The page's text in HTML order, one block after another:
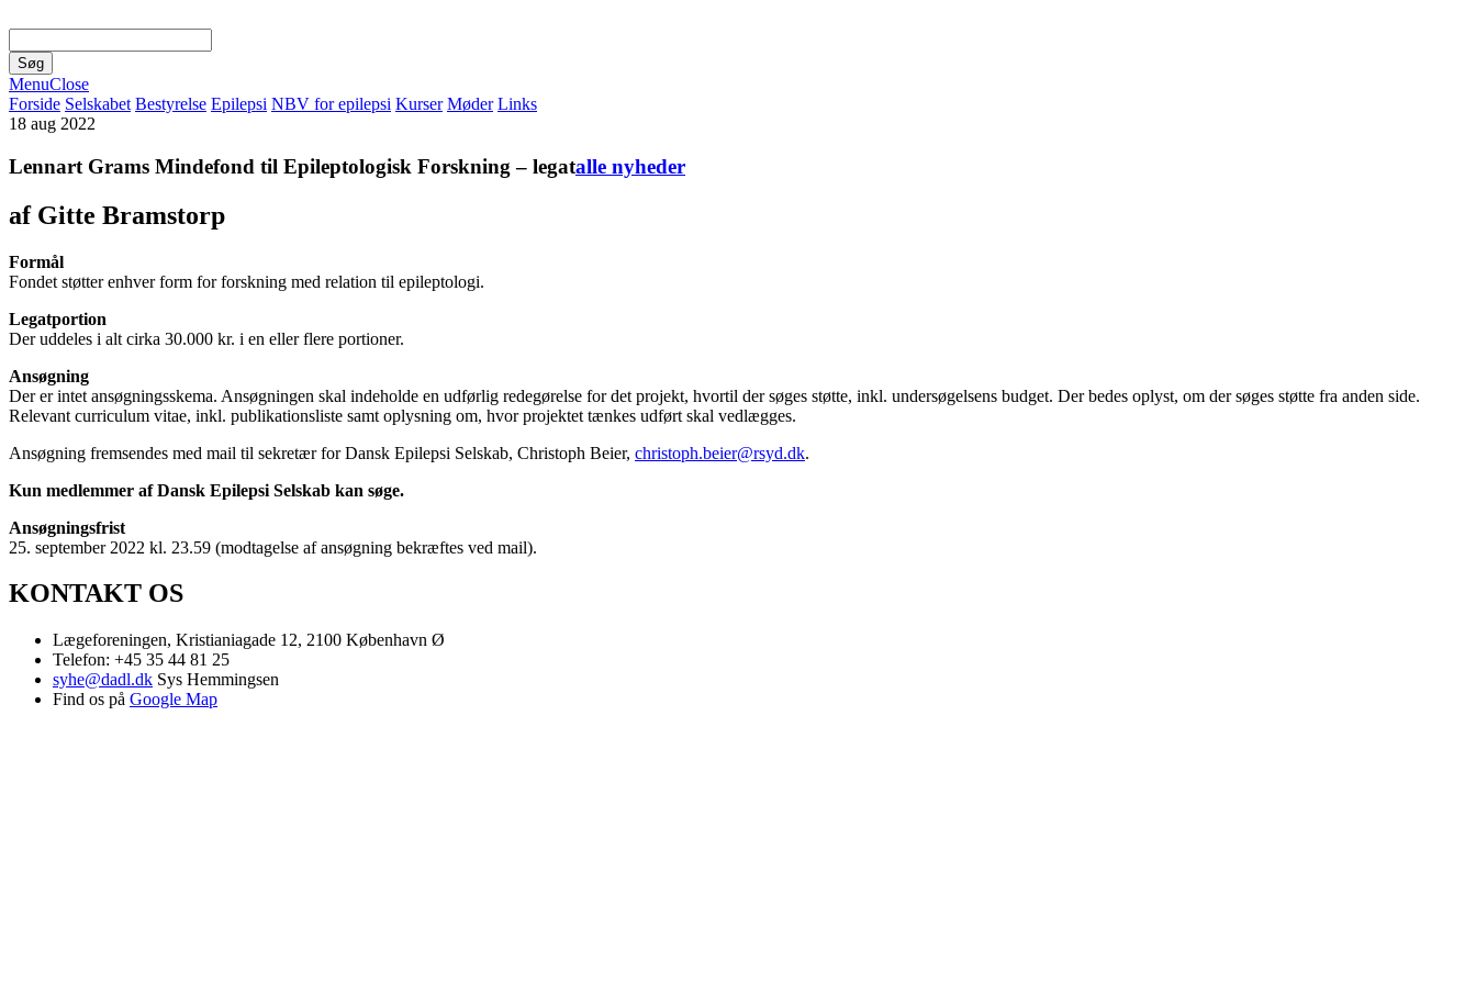
MenuClose
Forside Selskabet Bestyrelse Epilepsi NBV for epilepsi Kurser Møder Links
18 aug 2022
Lennart Grams Mindefond til Epileptologisk Forskning – legatalle nyheder
af Gitte Bramstorp
Formål
Fondet støtter enhver form for forskning med relation til epileptologi.
Legatportion
Der uddeles i alt cirka 30.000 kr. i en eller flere portioner.
Ansøgning
Der er intet ansøgningsskema. Ansøgningen skal indeholde en udførlig redegørelse for det projekt, hvortil der søges støtte, inkl. undersøgelsens budget. Der bedes oplyst, om der søges støtte fra anden side.
Relevant curriculum vitae, inkl. publikationsliste samt oplysning om, hvor projektet tænkes udført skal vedlægges.
Ansøgning fremsendes med mail til sekretær for Dansk Epilepsi Selskab, Christoph Beier, christoph.beier@rsyd.dk.
Kun medlemmer af Dansk Epilepsi Selskab kan søge.
Ansøgningsfrist
25. september 2022 kl. 23.59 (modtagelse af ansøgning bekræftes ved mail).
KONTAKT OS
Lægeforeningen, Kristianiagade 12, 2100 København Ø
Telefon: +45 35 44 81 25
syhe@dadl.dk Sys Hemmingsen
Find os på Google Map